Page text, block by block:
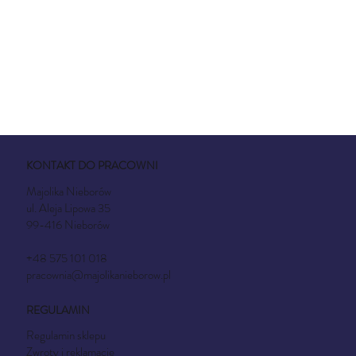
KONTAKT DO PRACOWNI
Majolika Nieborów
ul. Aleja Lipowa 35
99-416 Nieborów
+48 575 101 018
pracownia@majolikanieborow.pl
REGULAMIN
Regulamin sklepu
Zwroty i reklamacje